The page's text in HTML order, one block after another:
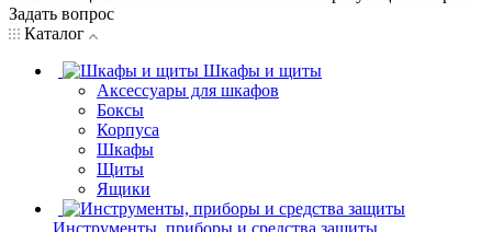
Задать вопрос
Каталог
Шкафы и щиты
Аксессуары для шкафов
Боксы
Корпуса
Шкафы
Щиты
Ящики
Инструменты, приборы и средства защиты